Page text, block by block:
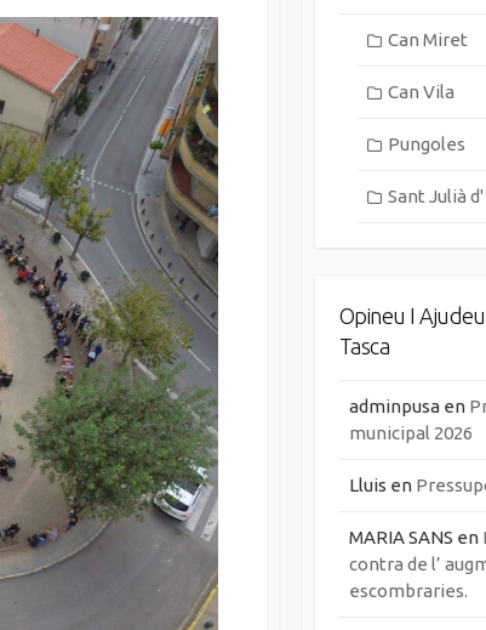
Can Miret
Can Vila
Pungoles
Sant Julià
Opineu I
Tasca
adminpusa en
municipal 2026
Lluis en
MARIA SANS en
contra de l’
escombraries.